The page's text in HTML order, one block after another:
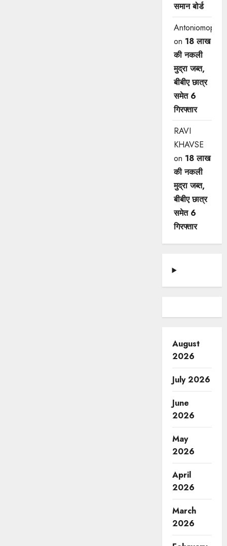
समान बोर्ड
Antoniomop
on 18 लाख
की नकली
मुद्रा जब्त,
बीबीए छात्र
समेत 6
गिरफ्तार
RAVI
KHAVSE
on 18 लाख
की नकली
मुद्रा जब्त,
बीबीए छात्र
समेत 6
गिरफ्तार
August
2026
July 2026
June
2026
May
2026
April
2026
March
2026